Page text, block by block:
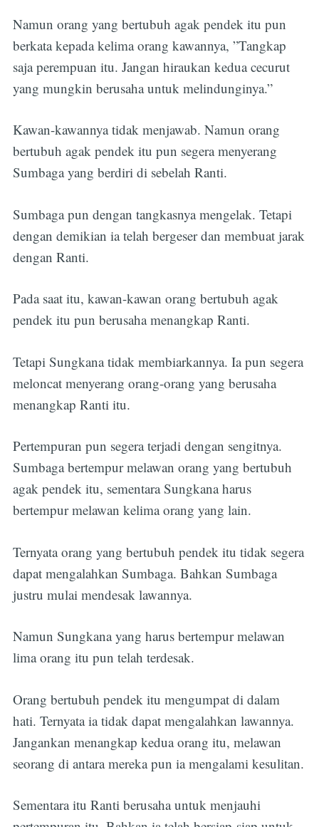
Namun orang yang bertubuh agak pendek itu pun
berkata kepada kelima orang kawannya, ”Tangkap
saja perempuan itu. Jangan hiraukan kedua cecurut
yang mungkin berusaha untuk melindunginya.”
Kawan-kawannya tidak menjawab. Namun orang
bertubuh agak pendek itu pun segera menyerang
Sumbaga yang berdiri di sebelah Ranti.
Sumbaga pun dengan tangkasnya mengelak. Tetapi
dengan demikian ia telah bergeser dan membuat jarak
dengan Ranti.
Pada saat itu, kawan-kawan orang bertubuh agak
pendek itu pun berusaha menangkap Ranti.
Tetapi Sungkana tidak membiarkannya. Ia pun segera
meloncat menyerang orang-orang yang berusaha
menangkap Ranti itu.
Pertempuran pun segera terjadi dengan sengitnya.
Sumbaga bertempur melawan orang yang bertubuh
agak pendek itu, sementara Sungkana harus
bertempur melawan kelima orang yang lain.
Ternyata orang yang bertubuh pendek itu tidak segera
dapat mengalahkan Sumbaga. Bahkan Sumbaga
justru mulai mendesak lawannya.
Namun Sungkana yang harus bertempur melawan
lima orang itu pun telah terdesak.
Orang bertubuh pendek itu mengumpat di dalam
hati. Ternyata ia tidak dapat mengalahkan lawannya.
Jangankan menangkap kedua orang itu, melawan
seorang di antara mereka pun ia mengalami kesulitan.
Sementara itu Ranti berusaha untuk menjauhi